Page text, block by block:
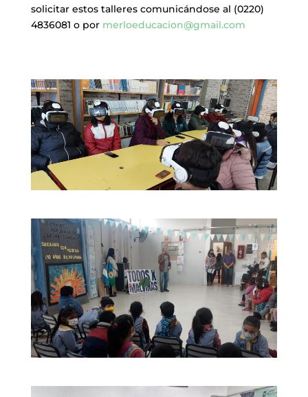
solicitar estos talleres comunicándose al (0220)
4836081 o por merloeducacion@gmail.com